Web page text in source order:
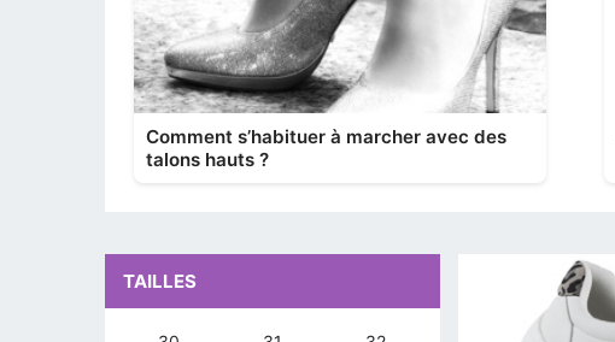
Comment s’habituer à marcher avec des
talons hauts ?
TAILLES